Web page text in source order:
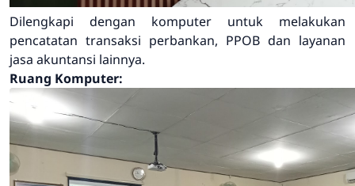
Dilengkapi dengan komputer untuk melakukan
pencatatan transaksi perbankan, PPOB dan layanan
jasa akuntansi lainnya.
Ruang Komputer: